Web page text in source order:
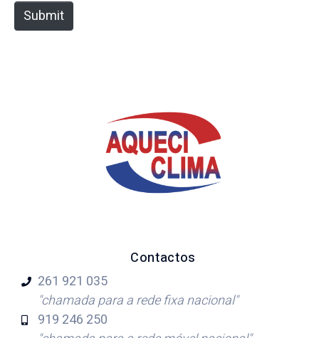
Submit
Contactos
261 921 035
"chamada para a rede fixa nacional"
919 246 250